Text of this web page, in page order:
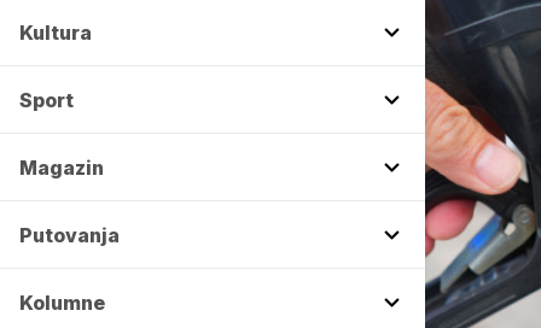
Kultura
Sport
Magazin
Putovanja
Kolumne